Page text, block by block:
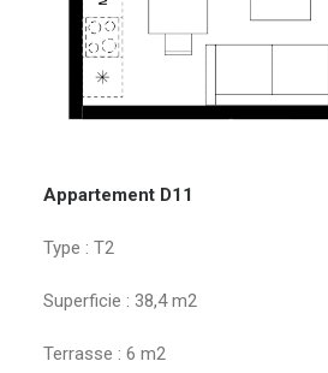
Appartement D11
Type : T2
Superficie : 38,4 m2
Terrasse : 6 m2